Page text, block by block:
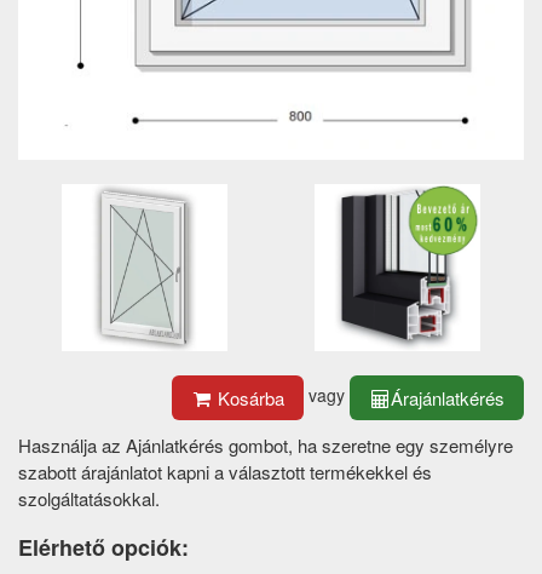
Kosárba vagy
Árajánlatkérés
Használja az Ajánlatkérés gombot, ha szeretne egy személyre
szabott árajánlatot kapni a választott termékekkel és
szolgáltatásokkal.
Elérhető opciók: